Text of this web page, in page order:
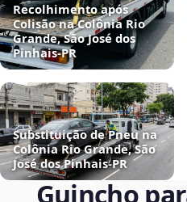
Recolhimento após
Colisão na Colônia Rio
Grande, São José dos
Pinhais‑PR
Substituição de Pneu na
Colônia Rio Grande, São
José dos Pinhais‑PR
Guincho